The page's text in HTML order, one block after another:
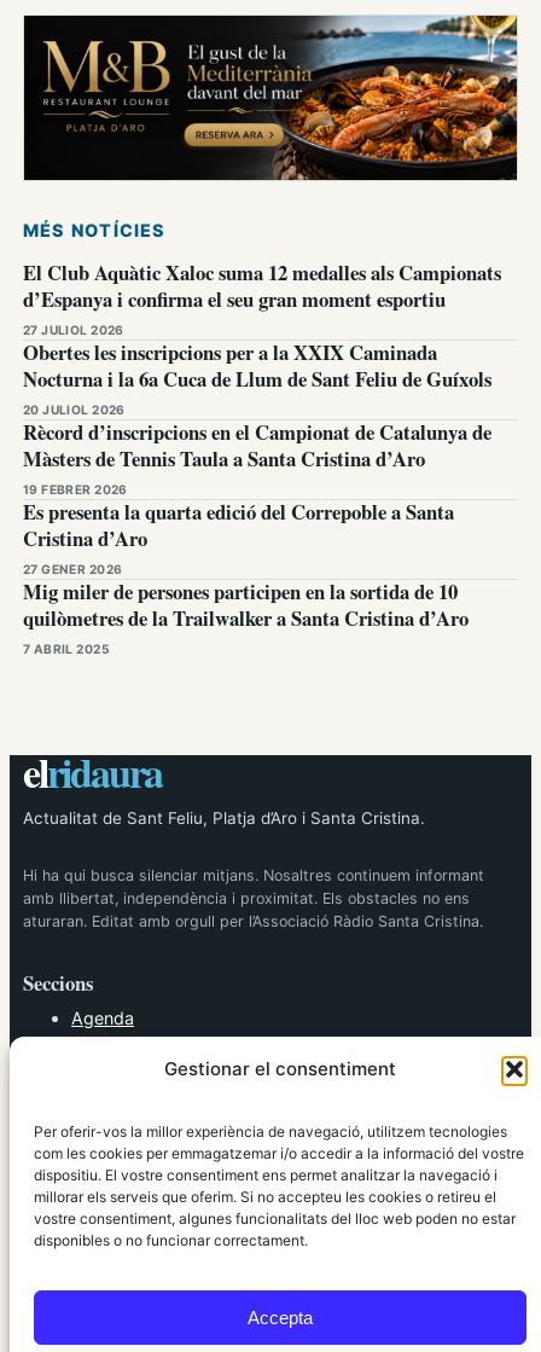
Gestionar el consentiment
Per oferir-vos la millor experiència de navegació, utilitzem tecnologies
com les cookies per emmagatzemar i/o accedir a la informació del vostre
dispositiu. El vostre consentiment ens permet analitzar la navegació i
millorar els serveis que oferim. Si no accepteu les cookies o retireu el
vostre consentiment, algunes funcionalitats del lloc web poden no estar
disponibles o no funcionar correctament.
Accepta
MÉS NOTÍCIES
El Club Aquàtic Xaloc suma 12 medalles als Campionats
d’Espanya i confirma el seu gran moment esportiu
27 JULIOL 2026
Obertes les inscripcions per a la XXIX Caminada
Nocturna i la 6a Cuca de Llum de Sant Feliu de Guíxols
20 JULIOL 2026
Rècord d’inscripcions en el Campionat de Catalunya de
Màsters de Tennis Taula a Santa Cristina d’Aro
19 FEBRER 2026
Es presenta la quarta edició del Correpoble a Santa
Cristina d’Aro
27 GENER 2026
Mig miler de persones participen en la sortida de 10
quilòmetres de la Trailwalker a Santa Cristina d’Aro
7 ABRIL 2025
elridaura
Actualitat de Sant Feliu, Platja d’Aro i Santa Cristina.
Hi ha qui busca silenciar mitjans. Nosaltres continuem informant
amb llibertat, independència i proximitat. Els obstacles no ens
aturaran. Editat amb orgull per l’Associació Ràdio Santa Cristina.
Seccions
Agenda
Política
Societat
Tendències
elRidaura.com